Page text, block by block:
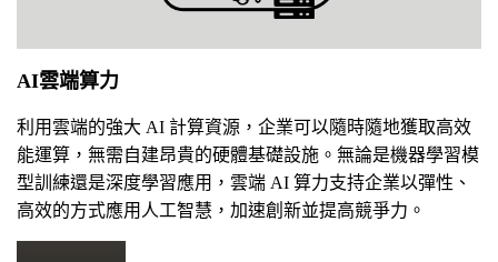
AI雲端算力
利用雲端的強大 AI 計算資源，企業可以隨時隨地獲取高效
能運算，無需自建昂貴的硬體基礎設施。無論是機器學習模
型訓練還是深度學習應用，雲端 AI 算力支持企業以彈性、
高效的方式應用人工智慧，加速創新並提高競爭力。